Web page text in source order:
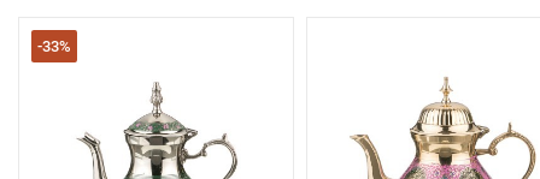
-33%